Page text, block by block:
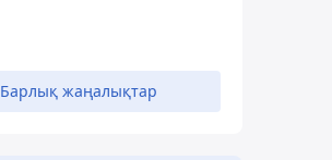
Барлық жаңалықтар